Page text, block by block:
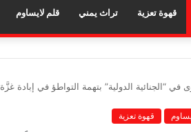
قهوة تعزية تراث يمني قلم لايساوم
في “الجنائية الدولية” بتهمة التواطؤ في إبادة غزَّة
قهوة تعزية